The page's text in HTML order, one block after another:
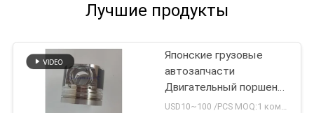
Лучшие продукты
Японские грузовые
автозапчасти
Двигательный поршень
для ISUZU FORWARD